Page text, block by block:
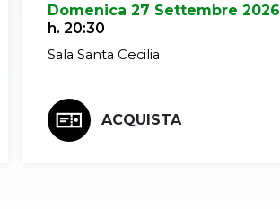
Domenica 27 Settembre 2026
h. 20:30
Sala Santa Cecilia
ACQUISTA